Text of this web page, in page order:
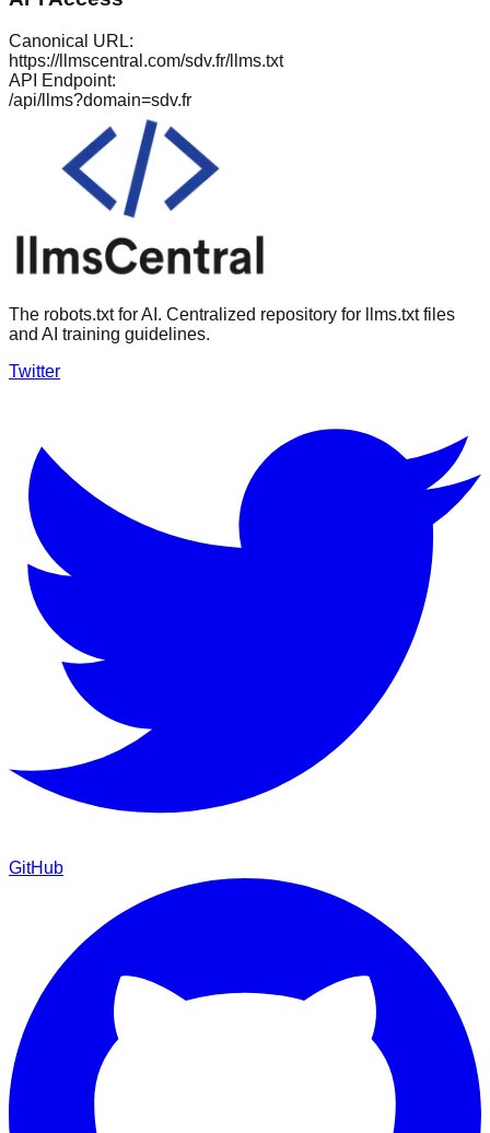
Canonical URL:
https://llmscentral.com/sdv.fr/llms.txt
API Endpoint:
/api/llms?domain=sdv.fr
The robots.txt for AI. Centralized repository for llms.txt files
and AI training guidelines.
Twitter
GitHub